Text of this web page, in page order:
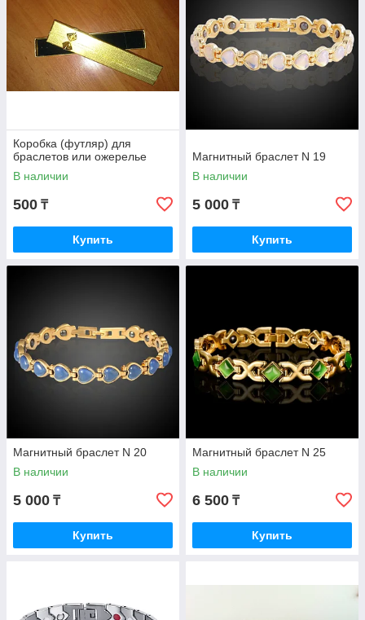
Коробка (футляр) для
браслетов или ожерелье
В наличии
500 ₸
Купить
Магнитный браслет N 19
В наличии
5 000 ₸
Купить
Магнитный браслет N 20
В наличии
5 000 ₸
Купить
Магнитный браслет N 25
В наличии
6 500 ₸
Купить